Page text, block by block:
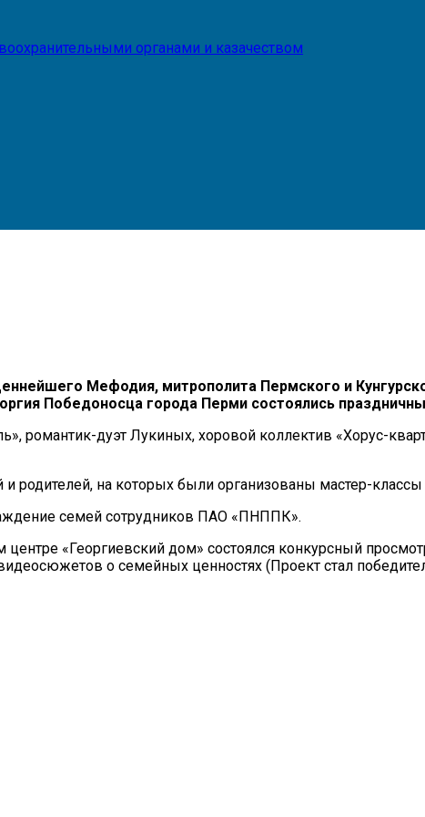
органами и казачеством
Мефодия, митрополита Пермского и
Победоносца города Перми состоялись
романтик-дуэт Лукиных, хоровой коллектив «Хорус-
родителей, на которых были организованы мастер-
семей сотрудников ПАО «ПНППК».
«Георгиевский дом» состоялся конкурсный
о семейных ценностях (Проект стал